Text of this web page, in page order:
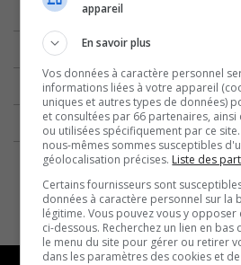
appareil
En savoir plus
Vos données à caractère personnel
informations liées à votre appareil
uniques et autres types de données)
et consultées par 66 partenaires, ainsi
ou utilisées spécifiquement par ce
nous-mêmes sommes susceptibles
géolocalisation précises. Liste des
Certains fournisseurs sont
données à caractère personnel sur la
légitime. Vous pouvez vous y
ci-dessous. Recherchez un lien en
le menu du site pour gérer ou retirer
dans les paramètres des cookies et